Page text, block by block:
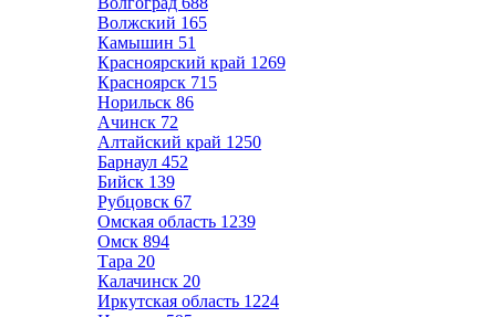
Волжский 165
Камышин 51
Красноярский край 1269
Красноярск 715
Норильск 86
Ачинск 72
Алтайский край 1250
Барнаул 452
Бийск 139
Рубцовск 67
Омская область 1239
Омск 894
Тара 20
Калачинск 20
Иркутская область 1224